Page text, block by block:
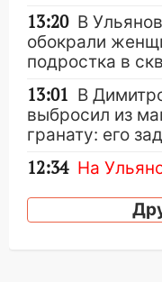
13:20 В
обокрали
подростка в
13:01 В
выбросил из
гранату: его
12:34 На
и шквал до 27